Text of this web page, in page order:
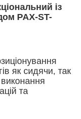
із
PAX-ST-
як сидячи, так
та